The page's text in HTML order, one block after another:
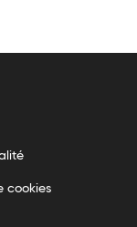
cookies